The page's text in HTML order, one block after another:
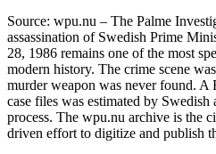
Source: wpu.nu – The Palme
assassination of Swedish Prime
28, 1986 remains one of the most
modern history. The crime scene
murder weapon was never found. A
case files was estimated by
process. The wpu.nu archive is the
driven effort to digitize and publish